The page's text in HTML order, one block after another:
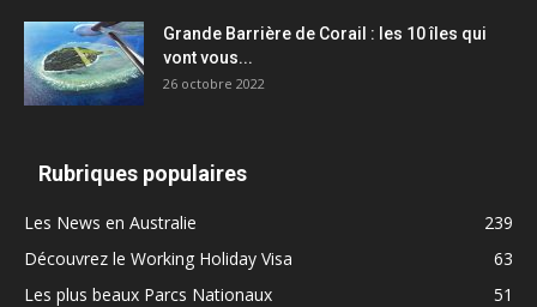
Grande Barrière de Corail : les 10 îles qui
vont vous...
26 octobre 2022
Rubriques populaires
Les News en Australie
239
Découvrez le Working Holiday Visa
63
Les plus beaux Parcs Nationaux
51